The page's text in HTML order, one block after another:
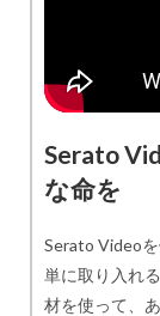
Serato
な命を
Serato Video
単に取り入れ
材を使って、